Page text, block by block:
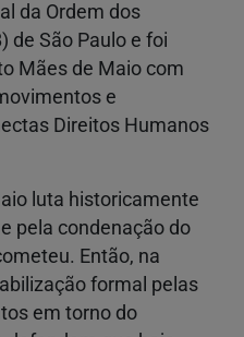
da Ordem dos
de São Paulo e foi
Mães de Maio com
e
Direitos Humanos
luta historicamente
pela condenação do
Então, na
formal pelas
em torno do